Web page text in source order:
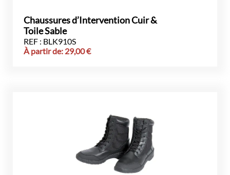
Chaussures d’Intervention Cuir &
Toile Sable
REF : BLK910S
À partir de: 29,00€